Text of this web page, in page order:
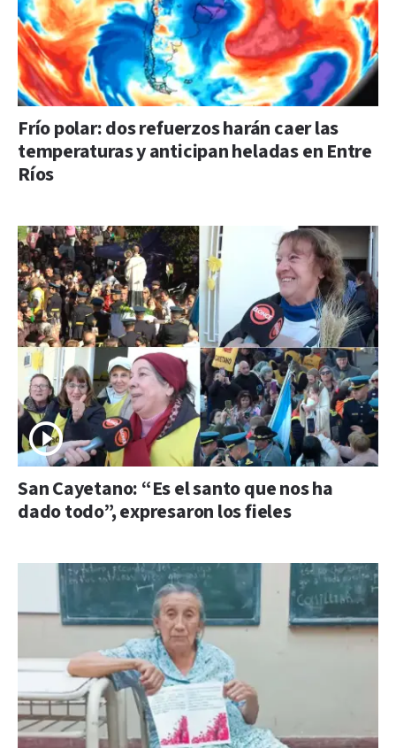
Frío polar: dos refuerzos harán caer las
temperaturas y anticipan heladas en Entre
Ríos
San Cayetano: “Es el santo que nos ha
dado todo”, expresaron los fieles